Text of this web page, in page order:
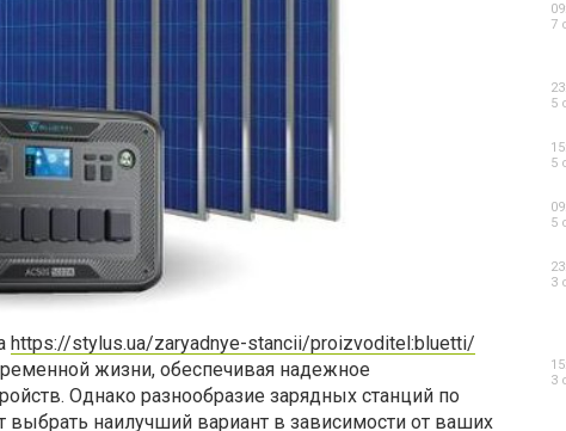
https://stylus.ua/zaryadnye-stancii/proizvoditel:bluetti/
жизни, обеспечивая надежное
Однако разнообразие зарядных станций по
выбрать наилучший вариант в зависимости от ваших
7
5
5
5
3
3